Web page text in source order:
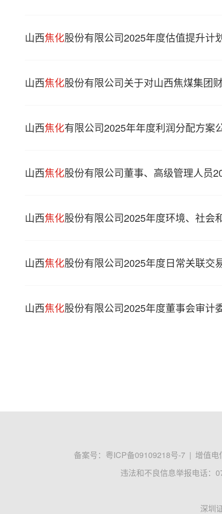
山西焦化股份有限公司2025年度估值提升计
山西焦化股份有限公司关于对山西焦煤集团
山西焦化有限公司2025年年度利润分配方案
山西焦化股份有限公司董事、高级管理人员
山西焦化股份有限公司2025年度环境、社会
山西焦化股份有限公司2025年度日常关联交
山西焦化股份有限公司2025年度董事会审计
备案号： 粤ICP备09109218号-7 | 增值电
违法和不良信息举报电话：
深圳